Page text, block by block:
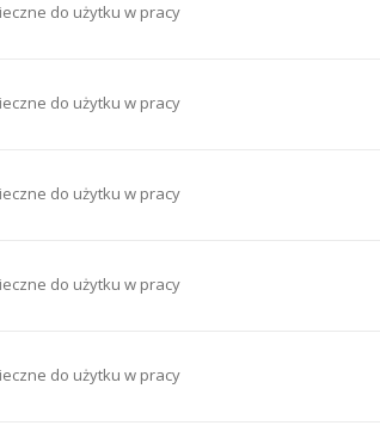
do użytku w pracy
do użytku w pracy
do użytku w pracy
do użytku w pracy
do użytku w pracy